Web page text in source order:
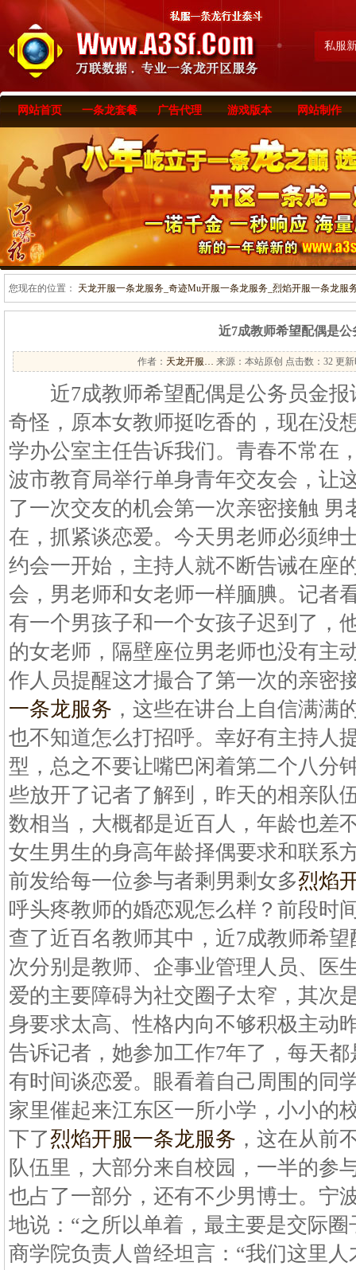
私服
网站首页 一条龙套餐 广告代理 游戏版本 网站制作
您现在的位置： 天龙开服一条龙服务_奇迹Mu开服一条龙服务_烈焰开服一条龙服
近7成教师希望配偶是公
作者： 天龙开服… 来源：本站原创 点击数： 32 更新
近7成教师希望配偶是公务员金报
奇怪，原本女教师挺吃香的，现在没
学办公室主任告诉我们。青春不常在
波市教育局举行单身青年交友会，让
了一次交友的机会第一次亲密接触 男
在，抓紧谈恋爱。今天男老师必须绅
约会一开始，主持人就不断告诫在座
会，男老师和女老师一样腼腆。记者
有一个男孩子和一个女孩子迟到了，
的女老师，隔壁座位男老师也没有主
作人员提醒这才撮合了第一次的亲密
一条龙服务 ，这些在讲台上自信满满
也不知道怎么打招呼。幸好有主持人
型，总之不要让嘴巴闲着第二个八分
些放开了记者了解到，昨天的相亲队
数相当，大概都是近百人，年龄也差
女生男生的身高年龄择偶要求和联系
前发给每一位参与者剩男剩女多烈焰
呼头疼教师的婚恋观怎么样？前段时
查了近百名教师其中，近7成教师希
次分别是教师、企事业管理人员、医
爱的主要障碍为社交圈子太窄，其次
身要求太高、性格内向不够积极主动
告诉记者，她参加工作7年了，每天
有时间谈恋爱。眼看着自己周围的同
家里催起来江东区一所小学，小小的
下了烈焰开服一条龙服务 ，这在从前
队伍里，大部分来自校园，一半的参
也占了一部分，还有不少男博士。宁
地说：“之所以单着，最主要是交际
商学院负责人曾经坦言：“我们这里